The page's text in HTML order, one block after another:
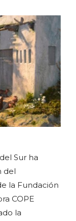
Sur ha
del
la Fundación
COPE
la